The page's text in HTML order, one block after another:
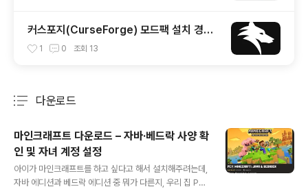
커스포지(CurseForge) 모드팩 설치 경로
변경 방법 – 초보자 가이드
1 0 조회 13
다운로드
마인크래프트 다운로드 – 자바·베드락 사양 확
인 및 자녀 계정 설정
아이가 마인크래프트를 하고 싶다고 해서 설치해주려는데,
자바 에디션과 베드락 에디션 중 뭐가 다른지, 우리 집 PC